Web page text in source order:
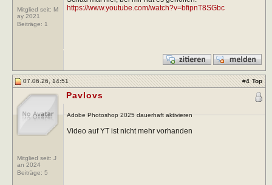
Mitglied seit: M
ay 2021
Beiträge: 1
https://www.youtube.com/watch?v=bfipnT8SGbc
07.06.26, 14:51 #4 Top
Mitglied seit: J
an 2024
Beiträge: 5
Pavlovs
Adobe Photoshop 2025 dauerhaft aktivieren
Video auf YT ist nicht mehr vorhanden